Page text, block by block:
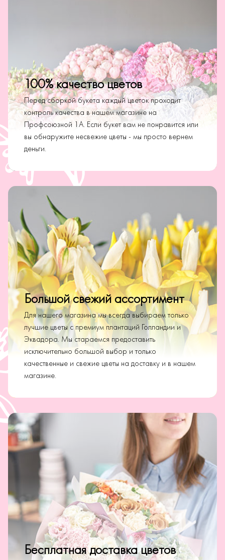
100% качество цветов
Перед сборкой букета каждый цветок проходит
контроль качества в нашем магазине на
Профсоюзной 1А. Если букет вам не понравится или
вы обнаружите несвежие цветы - мы просто вернем
деньги.
Большой свежий ассортимент
Для нашего магазина мы всегда выбираем только
лучшие цветы с премиум плантаций Голландии и
Эквадора. Мы стараемся предоставить
исключительно большой выбор и только
качественные и свежие цветы на доставку и в нашем
магазине.
Бесплатная доставка цветов